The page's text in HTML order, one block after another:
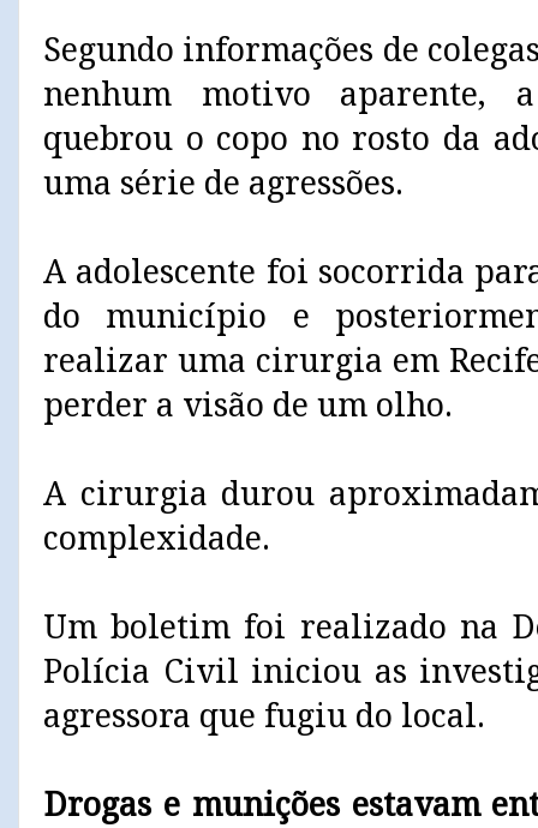
Segundo informações de
nenhum motivo aparente,
quebrou o copo no rosto da
uma série de agressões.
A adolescente foi socorrida
do município e
realizar uma cirurgia em
perder a visão de um olho.
A cirurgia durou
complexidade.
Um boletim foi realizado na
Polícia Civil iniciou as
agressora que fugiu do local.
Drogas e munições estavam